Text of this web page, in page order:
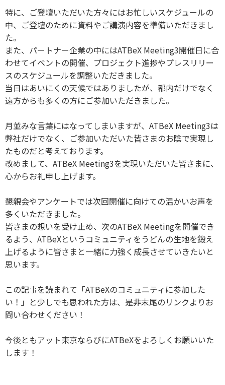
特に、ご登壇いただいた方々にはお忙しいスケジュールの
中、ご登壇のために資料やご講演内容を準備いただきまし
た。
また、パートナー企業の中にはATBeX Meeting3開催日に合
わせてイベントの開催、プロジェクト進捗やプレスリリー
スのスケジュールを調整いただきました。
当日はあいにくの天候ではありましたが、都内だけでなく
遠方からも多くの方にご参加いただきました。
月並みな言葉にはなってしまいますが、ATBeX Meeting3は
弊社だけでなく、ご参加いただいた皆さまのお陰で実現し
たものだと考えております。
改めまして、ATBeX Meeting3を実現いただいた皆さまに、
心からお礼申し上げます。
懇親会やアンケートでは次回開催に向けての温かいお声を
多くいただきました。
皆さまの想いを受け止め、次のATBeX Meetingを開催でき
るよう、ATBeXというコミュニティをうどんの生地を鍛え
上げるように皆さまと一緒に力強く成長させていきたいと
思います。
この記事を読まれて「ATBeXのコミュニティに参加した
い！」と少しでも思われた方は、是非末尾のリンクよりお
問い合わせください！
今後ともアット東京ならびにATBeXをよろしくお願いいた
します！